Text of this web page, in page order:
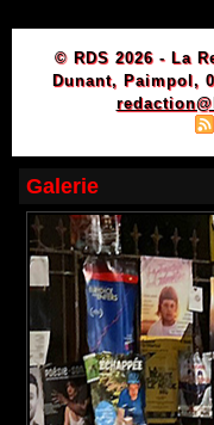
© RDS 2026 - La
Dunant, Paimpol,
Galerie